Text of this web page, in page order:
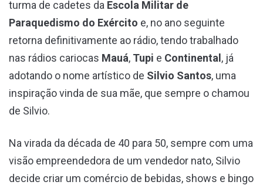
turma de cadetes da Escola Militar de
Paraquedismo do Exército e, no ano seguinte
retorna definitivamente ao rádio, tendo trabalhado
nas rádios cariocas Mauá, Tupi e Continental , já
adotando o nome artístico de Silvio Santos, uma
inspiração vinda de sua mãe, que sempre o chamou
de Silvio.
Na virada da década de 40 para 50, sempre com uma
visão empreendedora de um vendedor nato, Silvio
decide criar um comércio de bebidas, shows e bingo